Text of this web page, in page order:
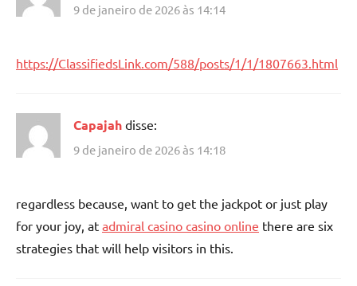
9 de janeiro de 2026 às 14:14
https://ClassifiedsLink.com/588/posts/1/1/1807663.html
Capajah disse:
9 de janeiro de 2026 às 14:18
regardless because, want to get the jackpot or just play
for your joy, at admiral casino casino online there are six
strategies that will help visitors in this.